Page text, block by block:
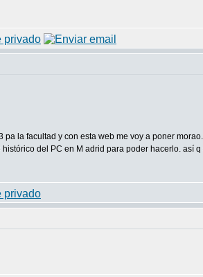
la facultad y con esta web me voy a poner
del PC en M adrid para poder hacerlo. así